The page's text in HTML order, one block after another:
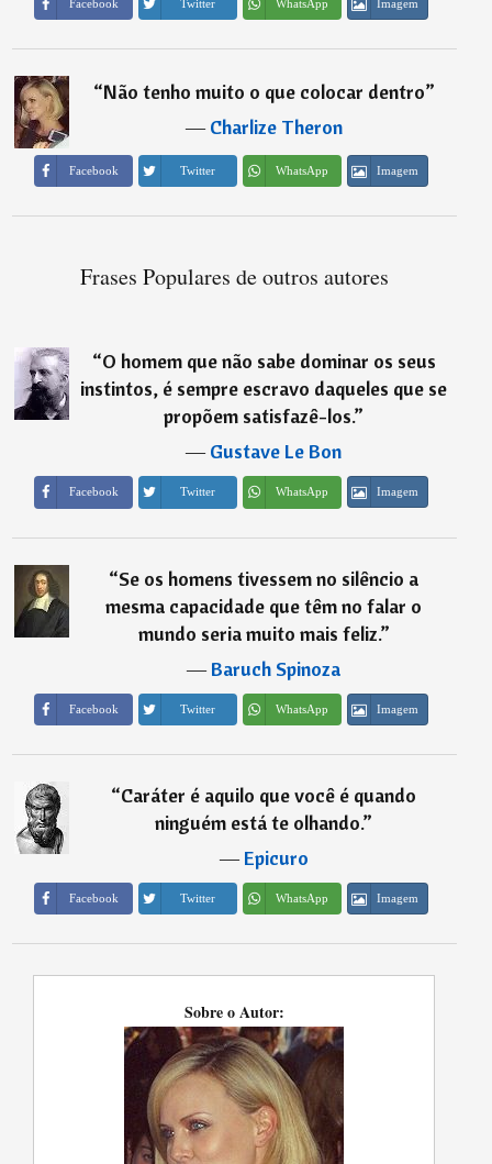
Facebook Twitter WhatsApp Imagem
“Não tenho muito o que colocar dentro”
―Charlize Theron
Facebook Twitter WhatsApp Imagem
Frases Populares de outros autores
“O homem que não sabe dominar os seus
instintos, é sempre escravo daqueles que se
propõem satisfazê-los.”
―Gustave Le Bon
Facebook Twitter WhatsApp Imagem
“Se os homens tivessem no silêncio a
mesma capacidade que têm no falar o
mundo seria muito mais feliz.”
―Baruch Spinoza
Facebook Twitter WhatsApp Imagem
“Caráter é aquilo que você é quando
ninguém está te olhando.”
―Epicuro
Facebook Twitter WhatsApp Imagem
Sobre o Autor: